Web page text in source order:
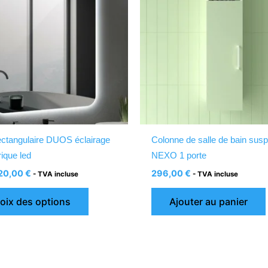
DUOS éclairage
led
€ - TVA incluse
des options
choisies
sur
page
Colonne de salle de bain
NEXO 1 porte
296,00€ - TVA incluse
Ajouter au panier